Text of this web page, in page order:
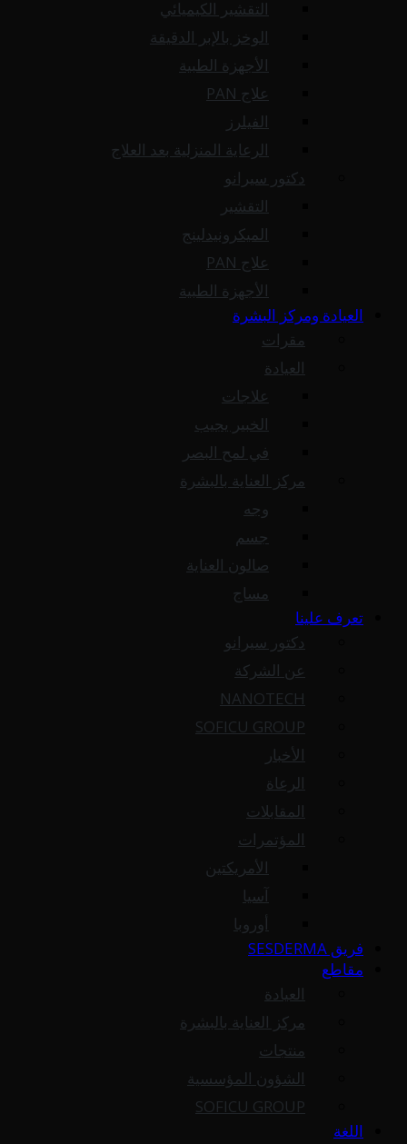
التقشير الكيميائي
الوخز بالإبر الدقيقة
الأجهزة الطبية
علاج PAN
الفيلرز
الرعاية المنزلية بعد العلاج
دكتور سيرانو
التقشير
الميكرونيدلينج
علاج PAN
الأجهزة الطبية
العيادة ومركز البشرة
مقرات
العيادة
علاجات
الخبير يجيب
في لمح البصر
مركز العناية بالبشرة
وجه
جسم
صالون العناية
مساج
تعرف علينا
دكتور سيرانو
عن الشركة
NANOTECH
SOFICU GROUP
الأخبار
الرعاة
المقابلات
المؤتمرات
الأمريكتين
آسيا
أوروبا
فريق SESDERMA
مقاطع
العيادة
مركز العناية بالبشرة
منتجات
الشؤون المؤسسية
SOFICU GROUP
اللغة